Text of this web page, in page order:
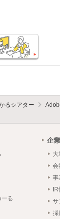
るシアター
る
企
大
会
事
IR
サ
採